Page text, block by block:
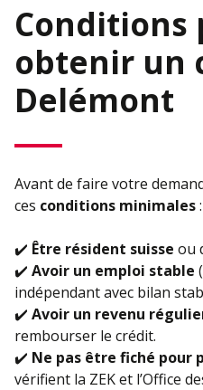
Conditions
obtenir un
Delémont
Avant de faire votre
ces conditions minimales:
✔️ Être résident suisse ou
✔️ Avoir un emploi stable
indépendant avec bilan
✔️ Avoir un revenu
rembourser le crédit.
✔️ Ne pas être fiché pour
vérifient la ZEK et l’Office